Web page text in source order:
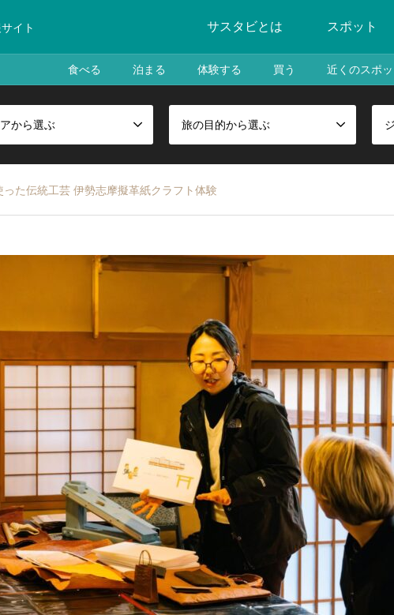
イト サスタビとは スポット
食べる 泊まる 体験する 買う 近くのスポッ
から選ぶ 旅の目的から選ぶ
た伝統工芸 伊勢志摩擬革紙クラフト体験